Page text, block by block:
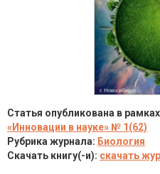
Статья опубликована в
«Инновации в науке» № 1(62)
Рубрика журнала: Биология
Скачать книгу(-и): скачать